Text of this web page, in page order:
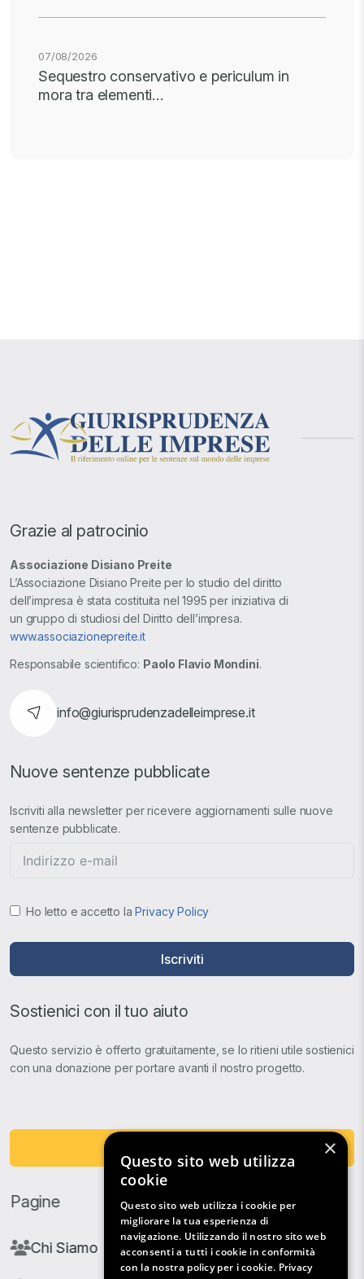
07/08/2026
Sequestro conservativo e periculum in
mora tra elementi…
Grazie al patrocinio
Associazione Disiano Preite
L’Associazione Disiano Preite per lo studio del diritto
dell’impresa è stata costituita nel 1995 per iniziativa di
un gruppo di studiosi del Diritto dell’impresa.
www.associazionepreite.it
Responsabile scientifico: Paolo Flavio Mondini.
info@giurisprudenzadelleimprese.it
Nuove sentenze pubblicate
Iscriviti alla newsletter per ricevere aggiornamenti sulle nuove
sentenze pubblicate.
Ho letto e accetto laPrivacy Policy
Iscriviti
Sostienici con il tuo aiuto
Questo servizio è offerto gratuitamente, se lo ritieni utile sostienici
con una donazione per portare avanti il nostro progetto.
Pagine
Chi Siamo
×
Questo sito web utilizza
cookie
Questo sito web utilizza i cookie per
migliorare la tua esperienza di
navigazione. Utilizzando il nostro sito web
acconsenti a tutti i cookie in conformità
con la nostra policy per i cookie. Privacy